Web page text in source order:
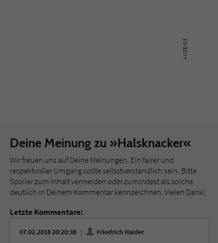
Deine Meinung zu »Halsknacker«
Wir freuen uns auf Deine Meinungen. Ein fairer und
respektvoller Umgang sollte selbstverständlich sein. Bitte
Spoiler zum Inhalt vermeiden oder zumindest als solche
deutlich in Deinem Kommentar kennzeichnen. Vielen Dank!
Letzte Kommentare:
07.02.2018 20:20:38
Friedrich Haider